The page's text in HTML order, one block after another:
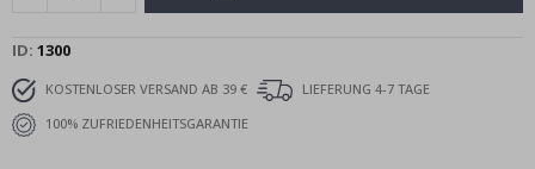
ID 1300
KOSTENLOSER VERSAND AB 39 €
LIEFERUNG 4-7 TAGE
100% ZUFRIEDENHEITSGARANTIE